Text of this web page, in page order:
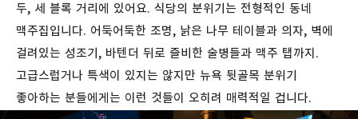
두, 세 블록 거리에 있어요. 식당의 분위기는 전형적인 동네
맥주집입니다. 어둑어둑한 조명, 낡은 나무 테이블과 의자, 벽에
걸려있는 성조기, 바텐더 뒤로 즐비한 술병들과 맥주 탭까지.
고급스럽거나 특색이 있지는 않지만 뉴욕 뒷골목 분위기
좋아하는 분들에게는 이런 것들이 오히려 매력적일 겁니다.